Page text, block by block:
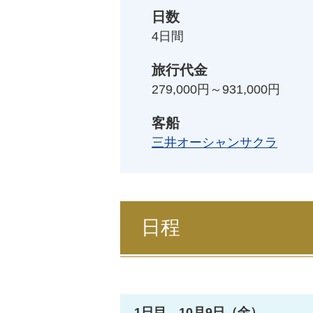
日数
4 日間
旅行代金
279,000円～931,000円
客船
三井オーシャンサクラ
日程